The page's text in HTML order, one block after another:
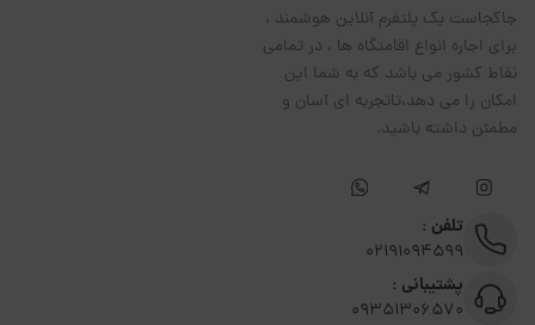
جاکجاست یک پلتفرم آنلاین هوشمند ،
برای اجاره انواع اقامتگاه ها ، در تمامی
نقاط کشور می باشد که به شما این
امکان را می دهد،تاتجربه ای آسان و
مطمئن داشته باشید.
تلفن :
02191094599
پشتیبانی :
09351306570